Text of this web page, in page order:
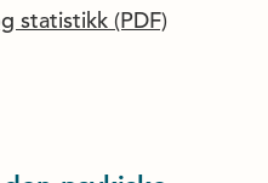
statistikk (PDF)